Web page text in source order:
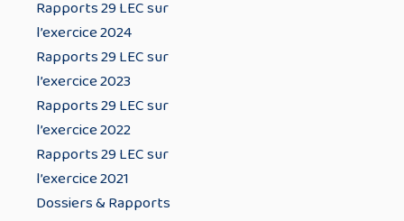
Rapports 29 LEC sur
l’exercice 2024
Rapports 29 LEC sur
l’exercice 2023
Rapports 29 LEC sur
l’exercice 2022
Rapports 29 LEC sur
l’exercice 2021
Dossiers & Rapports